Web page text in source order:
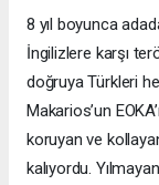
8 yıl boyunca
İngilizlere karşı
doğruya Türkleri
Makarios’un
koruyan ve
kalıyordu.